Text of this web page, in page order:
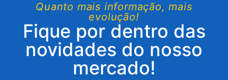
Quanto mais informação, mais
evolução!
Fique por dentro das
novidades do nosso
mercado!